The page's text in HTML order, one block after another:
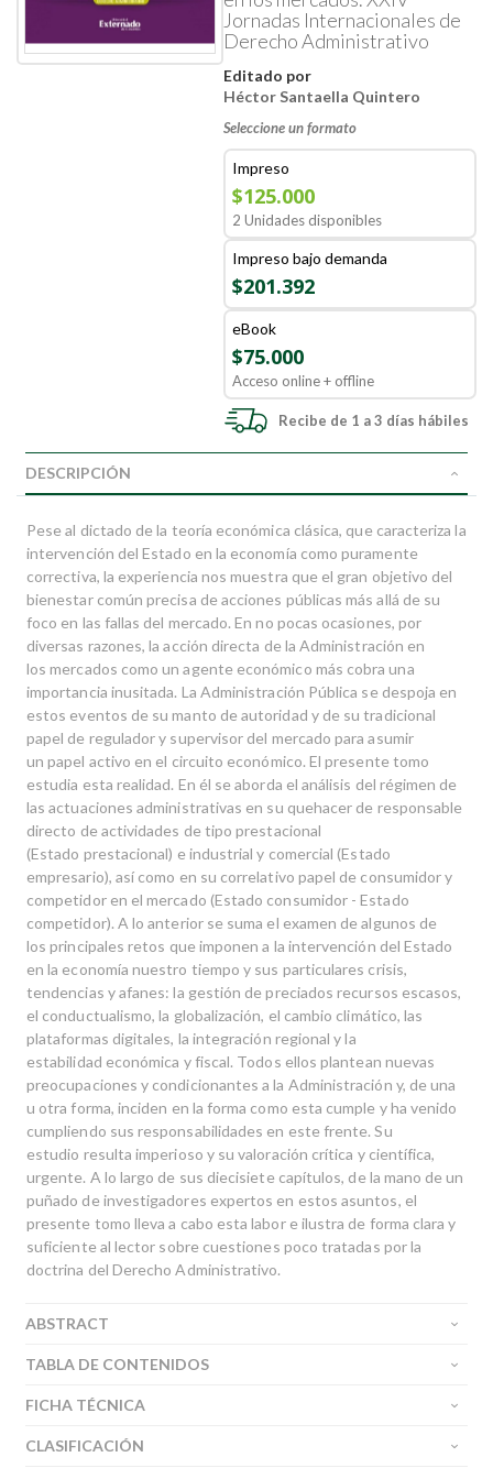
Jornadas Internacionales de
Derecho Administrativo
Editado por
Héctor Santaella Quintero
Seleccione un formato
Impreso
$125.000
2 Unidades disponibles
Impreso bajo demanda
$201.392
eBook
$75.000
Acceso online + offline
Recibe de 1 a 3 días hábiles
DESCRIPCIÓN
Pese al dictado de la teoría económica clásica, que caracteriza la
intervención del Estado en la economía como puramente
correctiva, la experiencia nos muestra que el gran objetivo del
bienestar común precisa de acciones públicas más allá de su
foco en las fallas del mercado. En no pocas ocasiones, por
diversas razones, la acción directa de la Administración en
los mercados como un agente económico más cobra una
importancia inusitada. La Administración Pública se despoja en
estos eventos de su manto de autoridad y de su tradicional
papel de regulador y supervisor del mercado para asumir
un papel activo en el circuito económico. El presente tomo
estudia esta realidad. En él se aborda el análisis del régimen de
las actuaciones administrativas en su quehacer de responsable
directo de actividades de tipo prestacional
(Estado prestacional) e industrial y comercial (Estado
empresario), así como en su correlativo papel de consumidor y
competidor en el mercado (Estado consumidor - Estado
competidor). A lo anterior se suma el examen de algunos de
los principales retos que imponen a la intervención del Estado
en la economía nuestro tiempo y sus particulares crisis,
tendencias y afanes: la gestión de preciados recursos escasos,
el conductualismo, la globalización, el cambio climático, las
plataformas digitales, la integración regional y la
estabilidad económica y fiscal. Todos ellos plantean nuevas
preocupaciones y condicionantes a la Administración y, de una
u otra forma, inciden en la forma como esta cumple y ha venido
cumpliendo sus responsabilidades en este frente. Su
estudio resulta imperioso y su valoración crítica y científica,
urgente. A lo largo de sus diecisiete capítulos, de la mano de un
puñado de investigadores expertos en estos asuntos, el
presente tomo lleva a cabo esta labor e ilustra de forma clara y
suficiente al lector sobre cuestiones poco tratadas por la
doctrina del Derecho Administrativo.
ABSTRACT
TABLA DE CONTENIDOS
FICHA TÉCNICA
CLASIFICACIÓN